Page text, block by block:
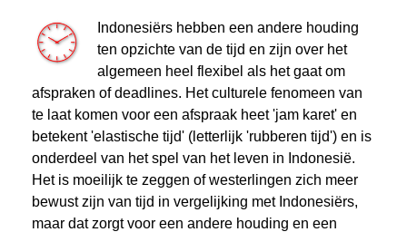
Indonesiërs hebben een andere houding
ten opzichte van de tijd en zijn over het
algemeen heel flexibel als het gaat om
afspraken of deadlines. Het culturele fenomeen van
te laat komen voor een afspraak heet 'jam karet' en
betekent 'elastische tijd' (letterlijk 'rubberen tijd') en is
onderdeel van het spel van het leven in Indonesië.
Het is moeilijk te zeggen of westerlingen zich meer
bewust zijn van tijd in vergelijking met Indonesiërs,
maar dat zorgt voor een andere houding en een